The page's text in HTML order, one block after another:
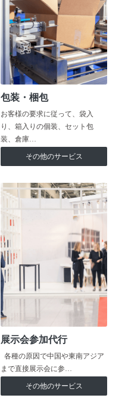
包装・梱包
お客様の要求に従って、袋入
り、箱入りの個装、セット包
装、倉庫…
その他のサービス
展示会参加代行
各種の原因で中国や東南アジア
まで直接展示会に参…
その他のサービス